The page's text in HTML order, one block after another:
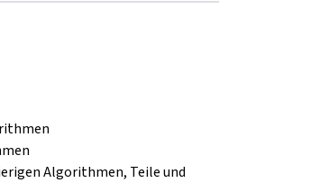
Algorithmen, Teile und